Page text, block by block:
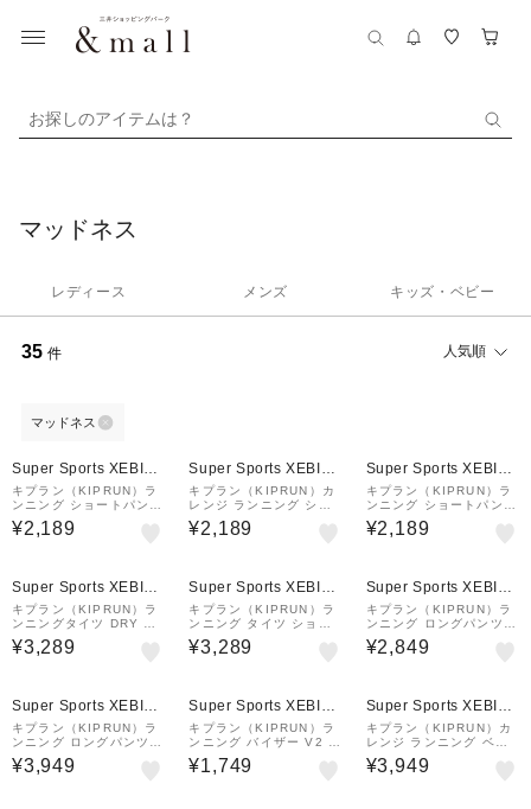
お探しのアイテムは？
マッドネス
レディース メンズ キッズ・ベビー
35 件 人気順
マッドネス
Super Sports XEBIO
&mall店
キプラン（KIPRUN）ラ
ンニング ショートパンツ
BREATHABLE DRY+ 8
751038
¥2,189
Super Sports XEBIO
&mall店
キプラン（KIPRUN）カ
レンジ ランニング ショ
ートパンツ BREATHAB
LE DRY+ 8842534
¥2,189
Super Sports XEBIO
&mall店
キプラン（KIPRUN）ラ
ンニング ショートパンツ
BREATHABLE DRY+ 8
773911
¥2,189
Super Sports XEBIO
&mall店
キプラン（KIPRUN）ラ
ンニングタイツ DRY 85
52231
¥3,289
Super Sports XEBIO
&mall店
キプラン（KIPRUN）ラ
ンニング タイツ ショー
トパンツ付き 8736661
¥3,289
Super Sports XEBIO
&mall店
キプラン（KIPRUN）ラ
ンニング ロングパンツ D
RY 8488040
¥2,849
Super Sports XEBIO
&mall店
キプラン（KIPRUN）ラ
ンニング ロングパンツ D
RY 8736668
¥3,949
Super Sports XEBIO
&mall店
キプラン（KIPRUN）ラ
ンニング バイザー V2 8
841147
¥1,749
Super Sports XEBIO
&mall店
キプラン（KIPRUN）カ
レンジ ランニング ベス
ト ウォーム 8394831
¥3,949